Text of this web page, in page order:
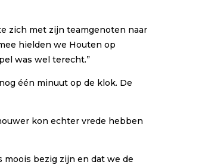
zich met zijn teamgenoten naar
hielden we Houten op
was wel terecht.”
één minuut op de klok. De
kon echter vrede hebben
bezig zijn en dat we de